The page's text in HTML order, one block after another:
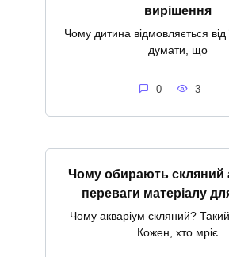
вирішення
Чому дитина відмовляється
думати, що
0 3
Чому обирають скляний
переваги матеріалу
Чому акваріум скляний?
Кожен, хто мріє